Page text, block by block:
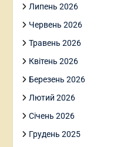
Липень 2026
Червень 2026
Травень 2026
Квітень 2026
Березень 2026
Лютий 2026
Січень 2026
Грудень 2025